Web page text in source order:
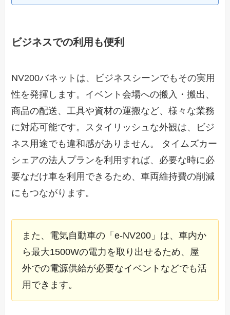
ビジネスでの利用も便利
NV200バネットは、ビジネスシーンでもその実用
性を発揮します。イベント会場への搬入・搬出、
商品の配送、工具や資材の運搬など、様々な業務
に対応可能です。スタイリッシュな外観は、ビジ
ネス用途でも違和感がありません。 タイムズカー
シェアの法人プランを利用すれば、必要な時に必
要なだけ車を利用できるため、車両維持費の削減
にもつながります。
また、電気自動車の「e-NV200」は、車内か
ら最大1500Wの電力を取り出せるため、屋
外での電源供給が必要なイベントなどでも活
用できます。